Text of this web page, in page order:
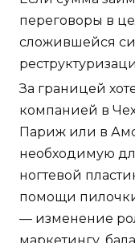
переговоры в
сложившейся
За границей
компанией в
Париж или в
необходимую
ногтевой
помощи
— изменение